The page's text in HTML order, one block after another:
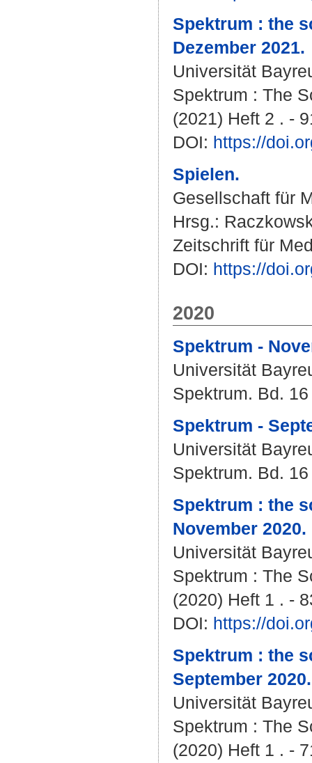
Spektrum : the
Dezember 2021.
Universität
Spektrum : The
(2021) Heft 2 . -
DOI: https://
Spielen.
Gesellschaft für
Hrsg.:
Zeitschrift für
DOI: https://
2020
Spektrum -
Universität
Spektrum. Bd.
Spektrum -
Universität
Spektrum. Bd.
Spektrum : the
November 2020.
Universität
Spektrum : The
(2020) Heft 1 . -
DOI: https://
Spektrum : the
September 2020.
Universität
Spektrum : The
(2020) Heft 1 . -